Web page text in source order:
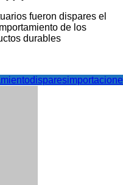
fueron dispares el
de los
durables
dispares